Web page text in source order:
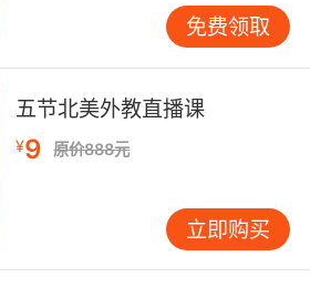
时代是个科技高速发展的时
速的时代，我们不能仅仅局
识灌输，要通过多方面的渠
学英语是时代发展的趋势。
们在线学英语怎么样？我想
我们值得让您选择。
免费领取
五节北美外教直播课
¥9 原价888元
立即购买